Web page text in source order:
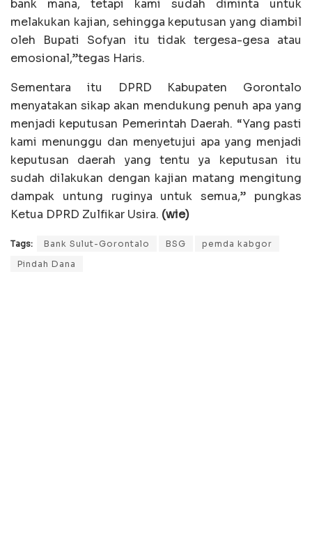
bank mana, tetapi kami sudah diminta untuk
melakukan kajian, sehingga keputusan yang diambil
oleh Bupati Sofyan itu tidak tergesa-gesa atau
emosional,”tegas Haris.
Sementara itu DPRD Kabupaten Gorontalo
menyatakan sikap akan mendukung penuh apa yang
menjadi keputusan Pemerintah Daerah. “Yang pasti
kami menunggu dan menyetujui apa yang menjadi
keputusan daerah yang tentu ya keputusan itu
sudah dilakukan dengan kajian matang mengitung
dampak untung ruginya untuk semua,” pungkas
Ketua DPRD Zulfikar Usira. (wie)
Tags: Bank Sulut-Gorontalo BSG
pemda kabgor
Pindah Dana